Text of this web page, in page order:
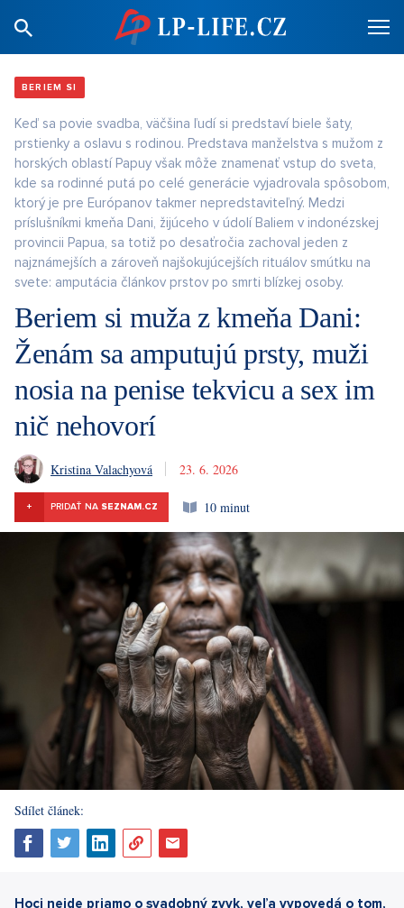
BERIEM SI
Keď sa povie svadba, väčšina ľudí si predstaví biele šaty,
prstienky a oslavu s rodinou. Predstava manželstva s mužom z
horských oblastí Papuy však môže znamenať vstup do sveta,
kde sa rodinné putá po celé generácie vyjadrovala spôsobom,
ktorý je pre Európanov takmer nepredstaviteľný. Medzi
príslušníkmi kmeňa Dani, žijúceho v údolí Baliem v indonézskej
provincii Papua, sa totiž po desaťročia zachoval jeden z
najznámejších a zároveň najšokujúcejších rituálov smútku na
svete: amputácia článkov prstov po smrti blízkej osoby.
Beriem si muža z kmeňa Dani:
Ženám sa amputujú prsty, muži
nosia na penise tekvicu a sex im
nič nehovorí
Kristina Valachyová 23. 6. 2026
+ PRIDAŤ NA SEZNAM.CZ 10 minut
Sdílet článek:
Hoci nejde priamo o svadobný zvyk, veľa vypovedá o tom,